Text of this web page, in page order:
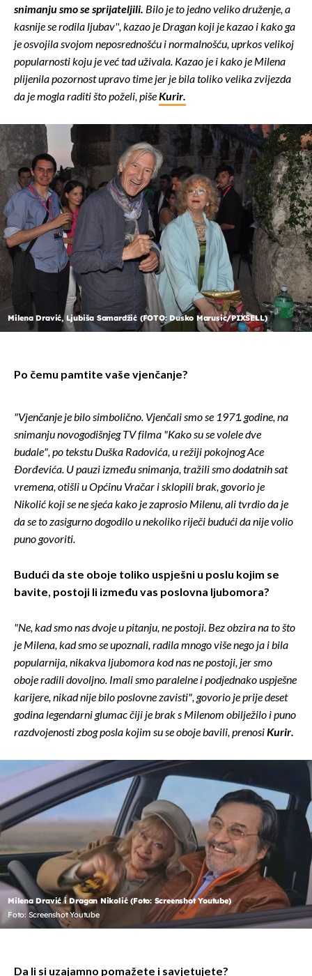
snimanju smo se sprijateljili. Bilo je to jedno veliko druženje, a
kasnije se rodila ljubav'', kazao je Dragan koji je kazao i kako ga
je osvojila svojom neposrednošću i normalnošću, uprkos velikoj
popularnosti koju je već tad uživala. Kazao je i kako je Milena
plijenila pozornost upravo time jer je bila toliko velika zvijezda
da je mogla raditi što poželi, pišeKurir.
Milena Dravić, Ljubiša Samardžić (FOTO: Dusko Marusic/PIXSELL)
Po čemu pamtite vaše vjenčanje?
"Vjenčanje je bilo simbolično. Vjenčali smo se 1971. godine, na
snimanju novogodišnjeg TV filma "Kako su se volele dve
budale", po tekstu Duška Radovića, u režiji pokojnog Ace
Đorđevića. U pauzi između snimanja, tražili smo dodatnih sat
vremena, otišli u Općinu Vračar i sklopili brak, govorio je
Nikolić koji se ne sjeća kako je zaprosio Milenu, ali tvrdio da je
da se to zasigurno dogodilo u nekoliko riječi budući da nije volio
puno govoriti.
Budući da ste oboje toliko uspješni u poslu kojim se
bavite, postoji li između vas poslovna ljubomora?
"Ne, kad smo nas dvoje u pitanju, ne postoji. Bez obzira na to što
je Milena, kad smo se upoznali, radila mnogo više nego ja i bila
popularnija, nikakva ljubomora kod nas ne postoji, jer smo
oboje radili dovoljno. Imali smo paralelne i podjednako uspješne
karijere, nikad nije bilo poslovne zavisti", govorio je prije deset
godina legendarni glumac čiji je brak s Milenom obilježilo i puno
razdvojenosti zbog posla kojim su se oboje bavili, prenosiKurir.
Milena Dravić i Dragan Nikolić (Foto: Screenshot Youtube)
Foto: Screenshot Youtube
Da li si uzajamno pomažete i savjetujete?